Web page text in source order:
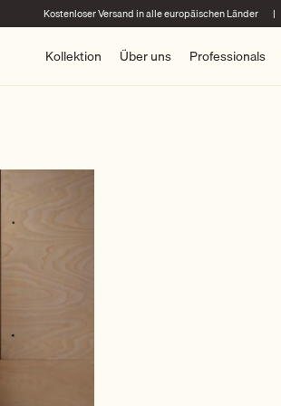
Kostenloser Versand in alle europäischen Länder |
Kollektion Über uns Professionals